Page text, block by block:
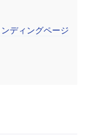
ディングページ